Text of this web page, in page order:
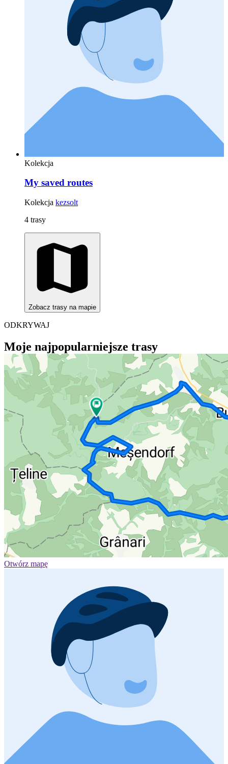
Kolekcja
My saved routes
Kolekcja kezsolt
4 trasy
Zobacz trasy na mapie
ODKRYWAJ
Moje najpopularniejsze trasy
Otwórz mapę